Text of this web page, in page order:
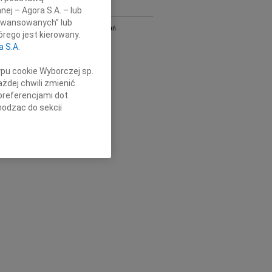
Bydgoszcz i Toruń
Gdańsk
Olsztyn
Płock
Radom
– Agora S.A. – lub
lub
jest kierowany.
S.A.
cookie Wyborczej sp.
chwili zmienić
dot.
do sekcji
przeglądarki.
identyfikacji.
pomiar reklam i